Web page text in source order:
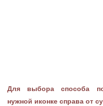
Для выбора способа
нужной иконке справа от